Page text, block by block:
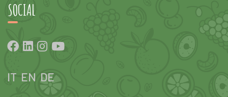
SOCIAL
IT EN DE